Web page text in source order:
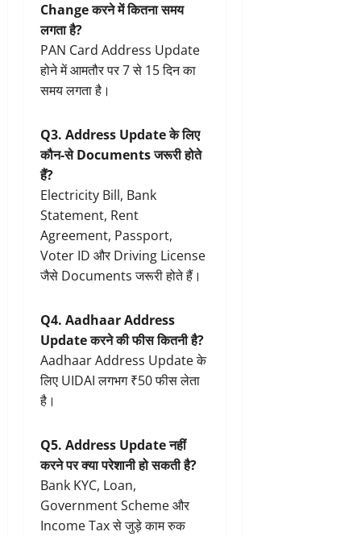
Change करने में कितना समय
लगता है?
PAN Card Address Update
होने में आमतौर पर 7 से 15 दिन का
समय लगता है।
Q3. Address Update के लिए
कौन-से Documents जरूरी होते
हैं?
Electricity Bill, Bank
Statement, Rent
Agreement, Passport,
Voter ID और Driving License
जैसे Documents जरूरी होते हैं।
Q4. Aadhaar Address
Update करने की फीस कितनी है?
Aadhaar Address Update के
लिए UIDAI लगभग ₹50 फीस लेता
है।
Q5. Address Update नहीं
करने पर क्या परेशानी हो सकती है?
Bank KYC, Loan,
Government Scheme और
Income Tax से जुड़े काम रुक